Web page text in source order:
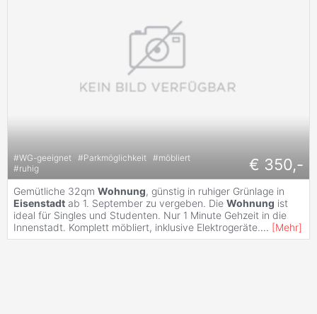
#WG-geeignet #Parkmöglichkeit #möbliert
#ruhig € 350,-
Gemütliche 32qm Wohnung, günstig in ruhiger Grünlage in
Eisenstadt ab 1. September zu vergeben. Die Wohnung ist
ideal für Singles und Studenten. Nur 1 Minute Gehzeit in die
Innenstadt. Komplett möbliert, inklusive Elektrogeräte.... [Mehr]